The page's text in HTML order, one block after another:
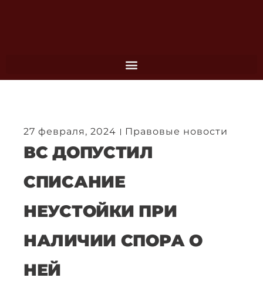
27 февраля, 2024 Правовые новости
ВС ДОПУСТИЛ
СПИСАНИЕ
НЕУСТОЙКИ ПРИ
НАЛИЧИИ СПОРА О
НЕЙ